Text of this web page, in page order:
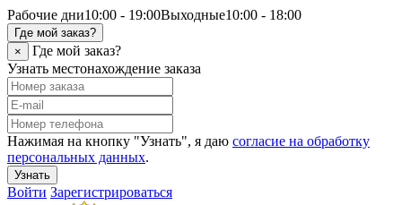
Рабочие дни10:00 - 19:00Выходные10:00 - 18:00
Где мой заказ?
×
Где мой заказ?
Узнать местонахождение заказа
Нажимая на кнопку "Узнать", я даю согласие на обработку
персональных данных.
Узнать
Войти Зарегистрироваться